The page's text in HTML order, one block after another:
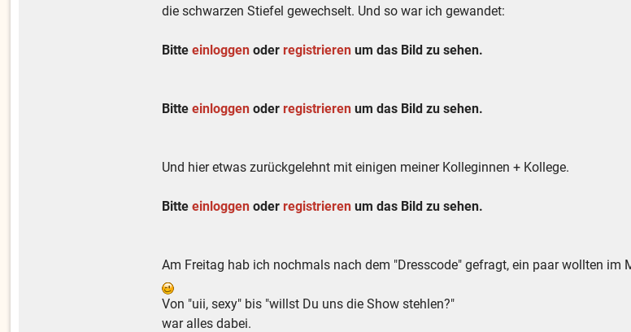
die schwarzen Stiefel gewechselt. Und so war ich gewandet:
Bitteeinloggen oderregistrieren um das Bild zu sehen.
Bitteeinloggen oderregistrieren um das Bild zu sehen.
Und hier etwas zurückgelehnt mit einigen meiner Kolleginnen + Kollege.
Bitteeinloggen oderregistrieren um das Bild zu sehen.
Am Freitag hab ich nochmals nach dem "Dresscode" gefragt, ein paar wollten
Von "uii, sexy" bis "willst Du uns die Show stehlen?"
war alles dabei.